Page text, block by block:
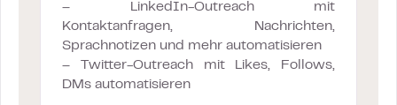
– LinkedIn-Outreach mit
Kontaktanfragen, Nachrichten,
Sprachnotizen und mehr automatisieren
– Twitter-Outreach mit Likes, Follows,
DMs automatisieren